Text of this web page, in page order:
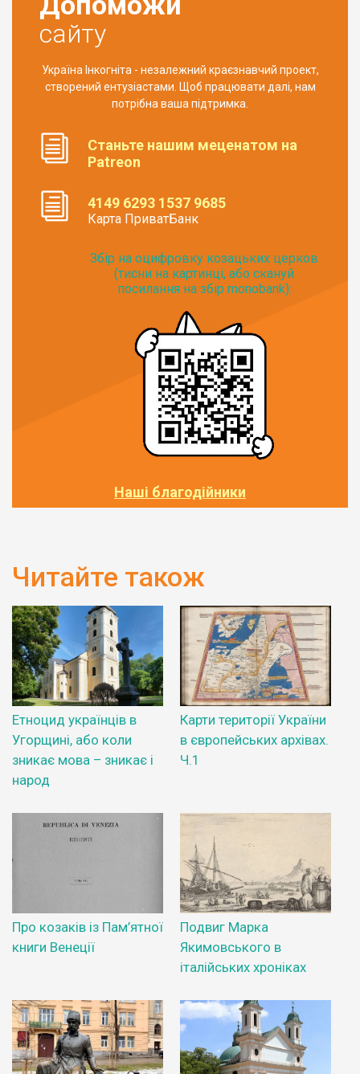
сайту
Україна Інкогніта - незалежний краєзнавчий проект,
створений ентузіастами. Щоб працювати далі, нам
потрібна ваша підтримка.
Станьте нашим меценатом на
Patreon
4149 6293 1537 9685
Карта ПриватБанк
Збір на оцифровку козацьких церков
(тисни на картинці, або скануй
посилання на збір monobank):
Наші благодійники
Читайте також
Етноцид українців в
Угорщині, або коли
зникає мова – зникає і
народ
Карти території України
в європейських архівах.
Ч.1
Про козаків із Пам’ятної
книги Венеції
Подвиг Марка
Якимовського в
італійських хроніках